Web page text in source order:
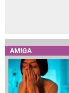
AMIGA